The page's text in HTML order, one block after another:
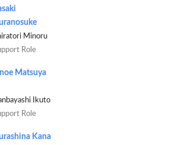
Minoru
Role
Matsuya
Ikuto
Role
Kana